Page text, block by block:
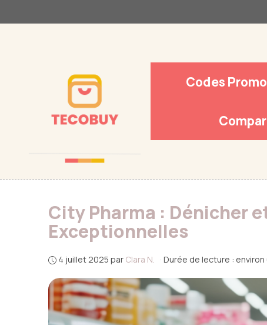
au
Codes Promo
City Pharma : Dénicher
Exceptionnelles
4 juillet 2025 par Clara N. · Durée de lecture : environ